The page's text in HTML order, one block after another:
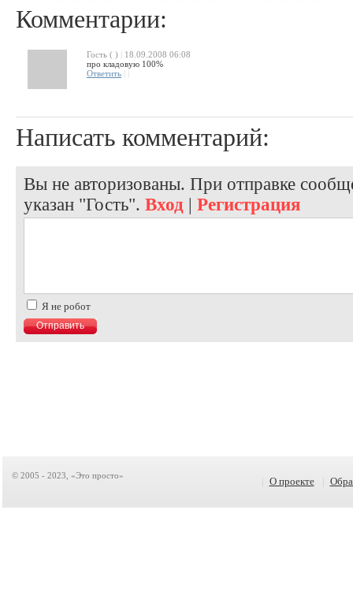
Комментарии:
Гость ( )
18.09.2008 06:08
про кладовую 100%
Ответить
Написать комментарий:
Вы не авторизованы. При отправке
указан "Гость". Вход | Регистрация
Я не робот
© 2005 - 2023, «Это просто» О проекте